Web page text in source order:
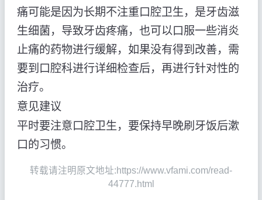
痛可能是因为长期不注重口腔卫生，是牙齿滋
生细菌，导致牙齿疼痛，也可以口服一些消炎
止痛的药物进行缓解，如果没有得到改善，需
要到口腔科进行详细检查后，再进行针对性的
治疗。
意见建议
平时要注意口腔卫生，要保持早晚刷牙饭后漱
口的习惯。
转载请注明原文地址:https://www.vfami.com/read-
44777.html